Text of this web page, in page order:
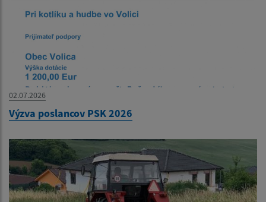
02.07.2026
Výzva poslancov PSK 2026